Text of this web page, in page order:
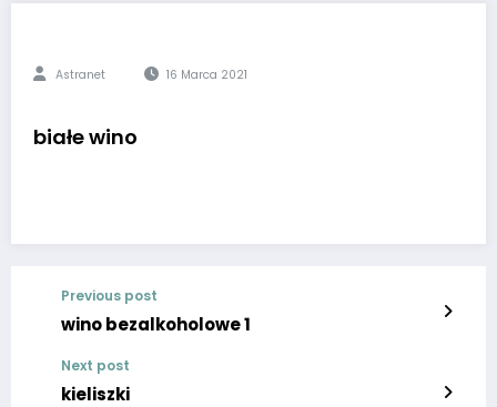
Astranet 16 Marca 2021
białe wino
Previous post
wino bezalkoholowe 1
Next post
kieliszki